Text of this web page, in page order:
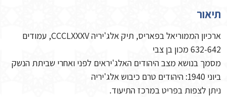
תיאור
ארכיון הממוריאל בפאריס, תיק אלג'יריה CCCLXXXV, עמודים
632-642 מכון בן צבי
מסמך בנושא מצב היהודים האלג'יראים לפני ואחרי שביתת הנשק
ביוני 1940: היהודים טרם כיבוש אלג'יריה
ניתן לצפות בפריט במרכז התיעוד.